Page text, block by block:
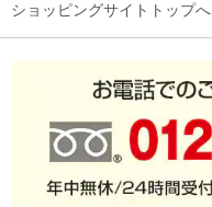
ショッピングサイトトップへ